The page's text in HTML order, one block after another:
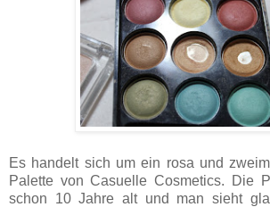
Es handelt sich um ein rosa und
Palette von Casuelle Cosmetics. Die
schon 10 Jahre alt und man sieht